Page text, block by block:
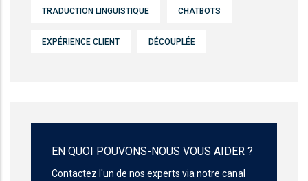
TRADUCTION LINGUISTIQUE CHATBOTS
EXPÉRIENCE CLIENT DÉCOUPLÉE
EN QUOI POUVONS-NOUS VOUS AIDER ?
Contactez l'un de nos experts via notre canal